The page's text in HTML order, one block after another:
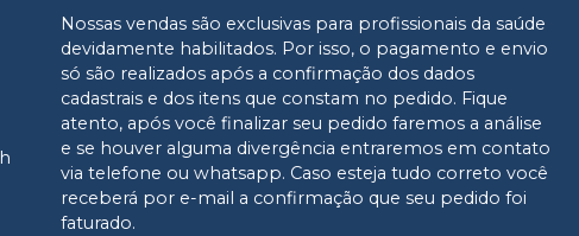
Nossas vendas são exclusivas para profissionais da saúde
devidamente habilitados. Por isso, o pagamento e envio
só são realizados após a confirmação dos dados
cadastrais e dos itens que constam no pedido. Fique
atento, após você finalizar seu pedido faremos a análise
e se houver alguma divergência entraremos em contato
via telefone ou whatsapp. Caso esteja tudo correto você
receberá por e-mail a confirmação que seu pedido foi
faturado.